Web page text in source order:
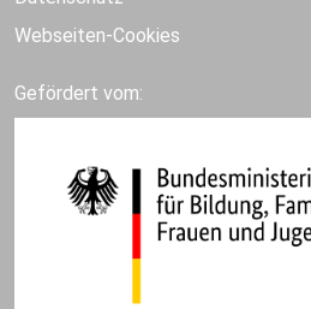
Webseiten-Cookies
Gefördert vom: